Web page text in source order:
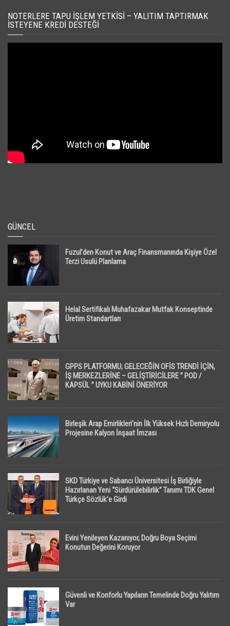
NOTERLERE TAPU İŞLEM YETKISI – YALITIM TAPTIRMAK
İSTEYENE KREDI DESTEĞI
GÜNCEL
Fuzul’den Konut ve Araç Finansmanında Kişiye Özel
Terzi Usulü Planlama
Helal Sertifikalı Muhafazakar Mutfak Konseptinde
Üretim Standartları
GPPS PLATFORMU; GELECEĞİN OFİS TRENDİ İÇİN,
İŞ MERKEZLERİNE – GELİŞTİRİCİLERE ” POD /
KAPSÜL ” UYKU KABİNİ ÖNERİYOR
Birleşik Arap Emirlikleri’nin İlk Yüksek Hızlı Demiryolu
Projesine Kalyon İnşaat İmzası
SKD Türkiye ve Sabancı Üniversitesi İş Birliğiyle
Hazırlanan Yeni “Sürdürülebilirlik” Tanımı TDK Genel
Türkçe Sözlük’e Girdi
Evini Yenileyen Kazanıyor, Doğru Boya Seçimi
Konutun Değerini Koruyor
Güvenli ve Konforlu Yapıların Temelinde Doğru Yalıtım
Var